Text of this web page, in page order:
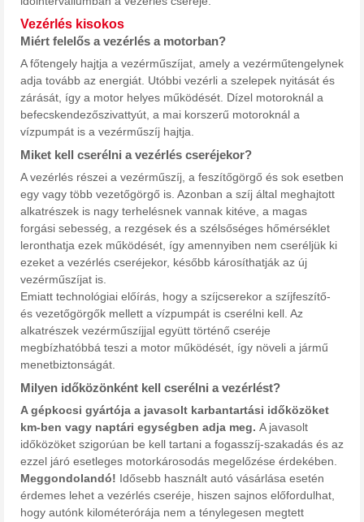
Vezérlés kisokos
Miért felelős a vezérlés a motorban?
A főtengely hajtja a vezérműszíjat, amely a vezérműtengelynek
adja tovább az energiát. Utóbbi vezérli a szelepek nyitását és
zárását, így a motor helyes működését. Dízel motoroknál a
befecskendezőszivattyút, a mai korszerű motoroknál a
vízpumpát is a vezérműszíj hajtja.
Miket kell cserélni a vezérlés cseréjekor?
A vezérlés részei a vezérműszíj, a feszítőgörgő és sok esetben
egy vagy több vezetőgörgő is. Azonban a szíj által meghajtott
alkatrészek is nagy terhelésnek vannak kitéve, a magas
forgási sebesség, a rezgések és a szélsőséges hőmérséklet
leronthatja ezek működését, így amennyiben nem cseréljük ki
ezeket a vezérlés cseréjekor, később károsíthatják az új
vezérműszíjat is.
Emiatt technológiai előírás, hogy a szíjcserekor a szíjfeszítő-
és vezetőgörgők mellett a vízpumpát is cserélni kell. Az
alkatrészek vezérműszíjjal együtt történő cseréje
megbízhatóbbá teszi a motor működését, így növeli a jármű
menetbiztonságát.
Milyen időközönként kell cserélni a vezérlést?
A gépkocsi gyártója a javasolt karbantartási időközöket
km-ben vagy naptári egységben adja meg. A javasolt
időközöket szigorúan be kell tartani a fogasszíj-szakadás és az
ezzel járó esetleges motorkárosodás megelőzése érdekében.
Meggondolandó! Idősebb használt autó vásárlása esetén
érdemes lehet a vezérlés cseréje, hiszen sajnos előfordulhat,
hogy autónk kilométerórája nem a ténylegesen megtett